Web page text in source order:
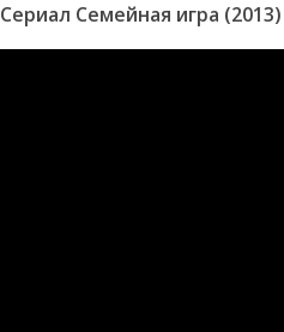
Сериал Семейная игра